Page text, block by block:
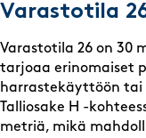
Varastotila
Varastotila 26 on 30
tarjoaa erinomaiset
harrastekäyttöön tai
Talliosake H -
metriä, mikä